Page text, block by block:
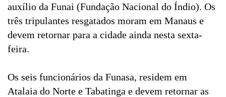
auxílio da Funai (Fundação Nacional do Índio). Os
três tripulantes resgatados moram em Manaus e
devem retornar para a cidade ainda nesta sexta-
feira.
Os seis funcionários da Funasa, residem em
Atalaia do Norte e Tabatinga e devem retornar as